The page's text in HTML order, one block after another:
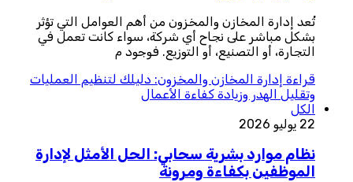
تُعد إدارة المخازن والمخزون من أهم العوامل التي تؤثر
بشكل مباشر على نجاح أي شركة، سواء كانت تعمل في
التجارة، أو التصنيع، أو التوزيع. فوجود م
قراءة إدارة المخازن والمخزون: دليلك لتنظيم العمليات
وتقليل الهدر وزيادة كفاءة الأعمال
الكل
22 يوليو 2026
نظام موارد بشرية سحابي: الحل الأمثل لإدارة
الموظفين بكفاءة ومرونة